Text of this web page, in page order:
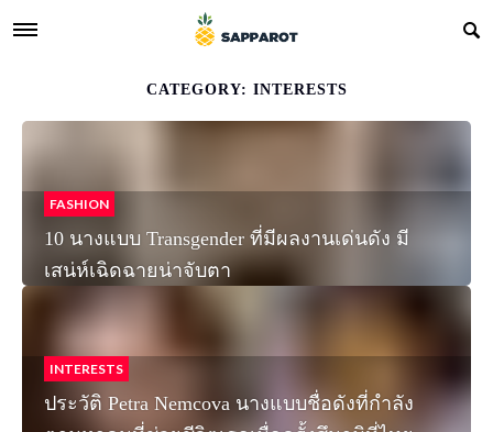
CATEGORY: INTERESTS
FASHION
10 นางแบบ Transgender ที่มีผลงานเด่นดัง มี
เสน่ห์เฉิดฉายน่าจับตา
INTERESTS
ประวัติ Petra Nemcova นางแบบชื่อดังที่กำลัง